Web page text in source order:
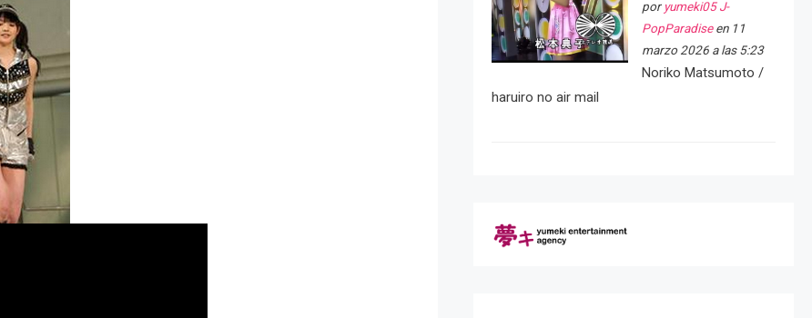
por yumeki05 J-
PopParadiseen 11
marzo 2026 a las 5:23
Noriko Matsumoto /
haruiro no air mail